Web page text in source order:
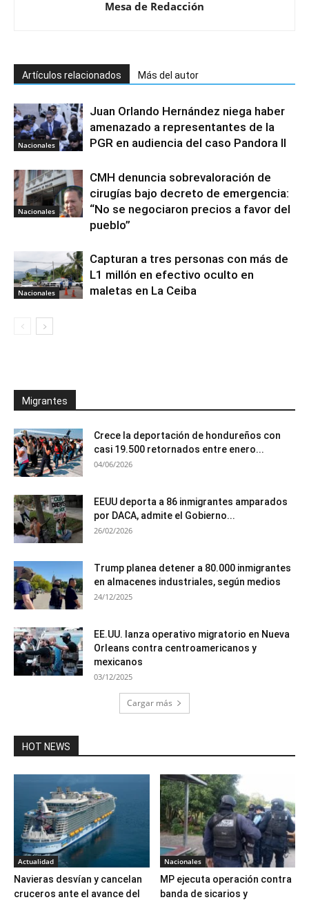
Mesa de Redacción
Artículos relacionados Más del autor
Nacionales
Juan Orlando Hernández niega haber
amenazado a representantes de la
PGR en audiencia del caso Pandora II
Nacionales
CMH denuncia sobrevaloración de
cirugías bajo decreto de emergencia:
“No se negociaron precios a favor del
pueblo”
Nacionales
Capturan a tres personas con más de
L1 millón en efectivo oculto en
maletas en La Ceiba
Migrantes
Crece la deportación de hondureños con
casi 19.500 retornados entre enero...
04/06/2026
EEUU deporta a 86 inmigrantes amparados
por DACA, admite el Gobierno...
26/02/2026
Trump planea detener a 80.000 inmigrantes
en almacenes industriales, según medios
24/12/2025
EE.UU. lanza operativo migratorio en Nueva
Orleans contra centroamericanos y
mexicanos
03/12/2025
Cargar más
HOT NEWS
Actualidad
Navieras desvían y cancelan
cruceros ante el avance del
Nacionales
MP ejecuta operación contra
banda de sicarios y